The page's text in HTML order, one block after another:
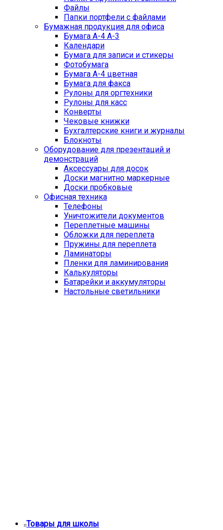
Файлы
Папки портфели с файлами
Бумажная продукция для офиса
Бумага А-4 А-3
Календари
Бумага для записи и стикеры
Фотобумага
Бумага А-4 цветная
Бумага для факса
Рулоны для оргтехники
Рулоны для касс
Конверты
Чековые книжки
Бухгалтерские книги и журналы
Блокноты
Оборудование для презентаций и
демонстраций
Аксессуары для досок
Доски магнитно маркерные
Доски пробковые
Офисная техника
Телефоны
Уничтожители документов
Переплетные машины
Обложки для переплета
Пружины для переплета
Ламинаторы
Пленки для ламинирования
Калькуляторы
Батарейки и аккумуляторы
Настольные светильники
Товары для школы